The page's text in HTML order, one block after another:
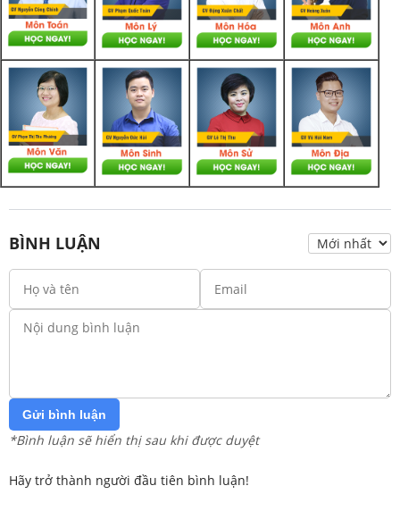
BÌNH LUẬN
Gửi bình luận
*Bình luận sẽ hiển thị sau khi được duyệt
Hãy trở thành người đầu tiên bình luận!